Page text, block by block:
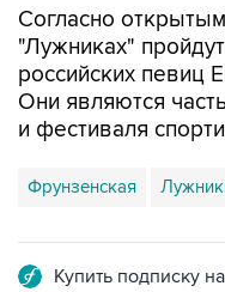
Согласно
"Лужниках"
российских певиц
Они являются
и фестиваля
Фрунзенская
Купить подписку